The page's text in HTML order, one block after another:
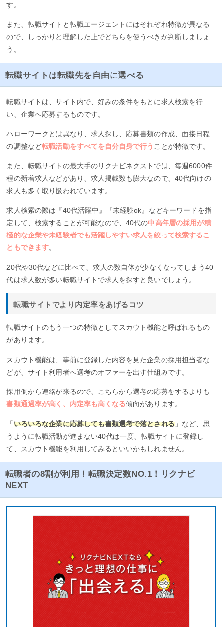
す。
また、転職サイトと転職エージェントにはそれぞれ特徴が異なる
ので、しっかりと理解した上でどちらを使うべきか判断しましょ
う。
転職サイトは転職先を自由に選べる
転職サイトは、サイト内で、好みの条件をもとに求人検索を行
い、企業へ応募するものです。
ハローワークとは異なり、求人探し、応募書類の作成、面接日程
の調整など転職活動をすべてを自分自身で行う ことが特徴です。
また、転職サイトの最大手のリクナビネクストでは、毎週6000件
程の新着求人などがあり、求人掲載数も膨大なので、40代向けの
求人も多く取り扱われています。
求人検索の際は『40代活躍中』『未経験ok』などキーワードを指
定して、検索することが可能なので、40代の中高年層の採用が積
極的な企業や未経験者でも活躍しやすい求人を絞って検索するこ
ともできます。
20代や30代などに比べて、求人の数自体が少なくなってしまう40
代は求人数が多い転職サイトで求人を探すと良いでしょう。
転職サイトでより内定率をあげるコツ
転職サイトのもう一つの特徴としてスカウト機能と呼ばれるもの
があります。
スカウト機能は、事前に登録した内容を見た企業の採用担当者な
どが、サイト利用者へ選考のオファーを出す仕組みです。
採用側から連絡が来るので、こちらから選考の応募をするよりも
書類通過率が高く、内定率も高くなる傾向があります。
「 いろいろな企業に応募しても書類選考で落とされる」など、思
うように転職活動が進まない40代は一度、転職サイトに登録し
て、スカウト機能を利用してみるといいかもしれません。
転職者の8割が利用！転職決定数NO.1！リクナビ
NEXT